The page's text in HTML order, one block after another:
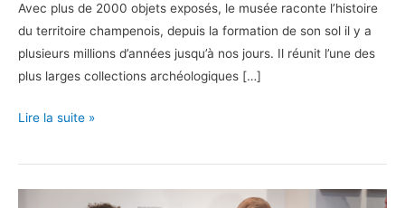
Avec plus de 2000 objets exposés, le musée raconte l’histoire
du territoire champenois, depuis la formation de son sol il y a
plusieurs millions d’années jusqu’à nos jours. Il réunit l’une des
plus larges collections archéologiques […]
En
au
Lire la suite »